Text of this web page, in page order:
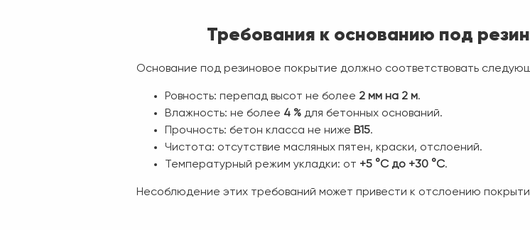
Требования к основанию под
Основание под резиновое покрытие должно соответствовать
Ровность: перепад высот не более 2 мм на 2 м.
Влажность: не более 4 % для бетонных оснований.
Прочность: бетон класса не ниже В15.
Чистота: отсутствие масляных пятен, краски, отслоений.
Температурный режим укладки: от +5 °C до +30 °C.
Несоблюдение этих требований может привести к отслоению